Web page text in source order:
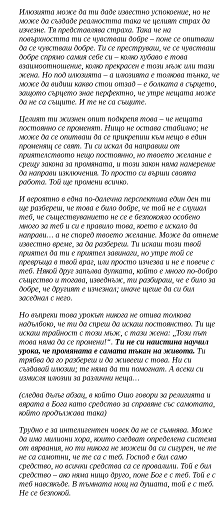
Илюзията може да ти даде известно успокоение, но не
може да създаде реалността така че целият страх да
изчезне. Тя представлява страха. Така че на
повърхността ти се чувстваш добре – поне се опитваш
да се чувстваш добре. Ти се преструваш, че се чувстваш
добре спрямо самия себе си – колко хубаво е това
взаимоотношение, колко прекрасен е този мъж или тази
жена. Но под илюзията – а илюзията е толкова тънка, че
може да видиш какво стои отзад – е болката в сърцето,
защото сърцето знае перфектно, че утре нещата може
да не са същите. И те не са същите.
Целият ти жизнен опит подкрепя това – че нещата
постоянно се променят. Нищо не остава стабилно; не
може да се опитваш да се прикрепиш към нещо в един
променящ се свят. Ти си искал да направиш от
приятелството нещо постоянно, но твоето желание е
срещу закона за промяната, и този закон няма намерение
да направи изключения. То просто си върши своята
работа. Той ще промени всичко.
И вероятно в една по-далечна перспектива един ден ти
ще разбереш, че това е било добре, че той не е слушал
теб, че съществуванието не се е безпокояло особено
много за теб и си е правило това, което е искало да
направи… а не според твоето желание. Може да отнеме
известно време, за да разбереш. Ти искаш този твой
приятел да ти е приятел завинаги, но утре той се
превръща в твой враг, или просто изчезва и не е повече с
теб. Някой друг запълва дупката, който е много по-добро
същество и тогава, изведнъж, ти разбираш, че е било за
добре, че другият е изчезнал; иначе щеше да си бил
заседнал с него.
Но въпреки това урокът никога не отива толкова
надълбоко, че ти да спреш да искаш постоянство. Ти ще
искаш трайност с този мъж, с тази жена: „Този път
това няма да се промени!“. Ти не си наистина научил
урока, че промяната е самата тъкан на живота. Ти
трябва да го разбереш и да живееш с това. Ни си
създавай илюзии; те няма да ти помогнат. А всеки си
измисля илюзии за различни неща…
(следва дълъг абзац, в който Ошо говори за религията и
вярата в Бога като средство за справяне със самотата,
който продължава така)
Трудно е за интелигентен човек да не се съмнява. Може
да има милиони хора, които следват определена система
от вярвания, но ти никога не можеш да си сигурен, че те
не са самотни, че те са с теб. Господ е бил само
средство, но всички средства са се провалили. Той е бил
средство – ако няма нищо друго, поне Бог е с теб. Той е с
теб навсякъде. В тъмната нощ на душата, той е с теб.
Не се безпокой.